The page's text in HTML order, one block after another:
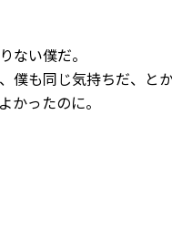
ない僕だ。
僕も同じ気持ちだ、と
かったのに。